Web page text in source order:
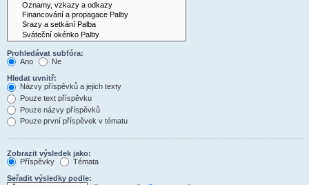
Prohledávat subfóra:
Ano
Ne
Hledat uvnitř:
Názvy příspěvků a jejich texty
Pouze text příspěvku
Pouze názvy příspěvků
Pouze první příspěvek v tématu
Zobrazit výsledek jako:
Příspěvky
Témata
Seřadit výsledky podle: